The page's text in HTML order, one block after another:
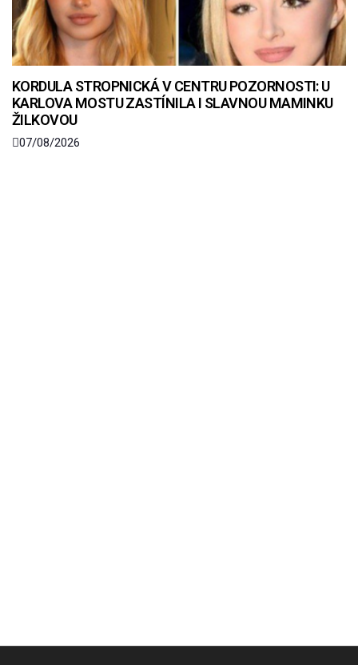
KORDULA STROPNICKÁ V CENTRU POZORNOSTI: U
KARLOVA MOSTU ZASTÍNILA I SLAVNOU MAMINKU
ŽILKOVOU
07/08/2026